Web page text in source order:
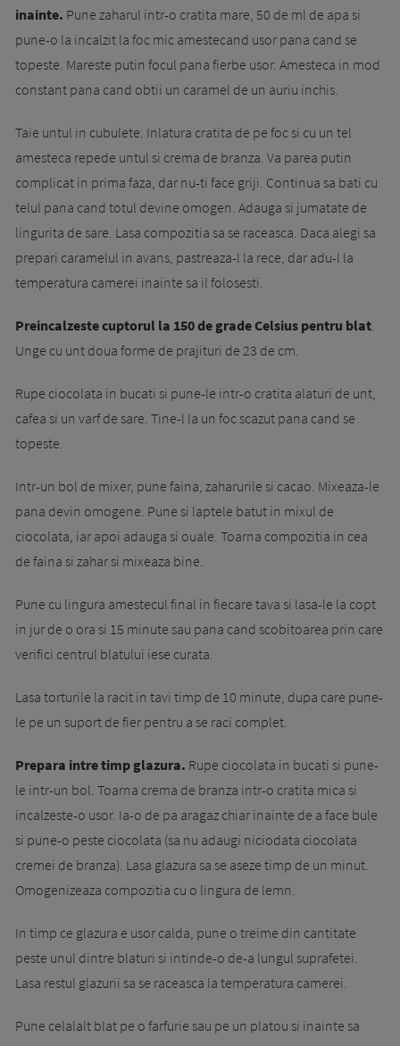
inainte. Pune zaharul intr-o cratita mare, 50 de ml de apa si
pune-o la incalzit la foc mic amestecand usor pana cand se
topeste. Mareste putin focul pana fierbe usor. Amesteca in mod
constant pana cand obtii un caramel de un auriu inchis.
Taie untul in cubulete. Inlatura cratita de pe foc si cu un tel
amesteca repede untul si crema de branza. Va parea putin
complicat in prima faza, dar nu-ti face griji. Continua sa bati cu
telul pana cand totul devine omogen. Adauga si jumatate de
lingurita de sare. Lasa compozitia sa se raceasca. Daca alegi sa
prepari caramelul in avans, pastreaza-l la rece, dar adu-l la
temperatura camerei inainte sa il folosesti.
Preincalzeste cuptorul la 150 de grade Celsius pentru blat.
Unge cu unt doua forme de prajituri de 23 de cm.
Rupe ciocolata in bucati si pune-le intr-o cratita alaturi de unt,
cafea si un varf de sare. Tine-l la un foc scazut pana cand se
topeste.
Intr-un bol de mixer, pune faina, zaharurile si cacao. Mixeaza-le
pana devin omogene. Pune si laptele batut in mixul de
ciocolata, iar apoi adauga si ouale. Toarna compozitia in cea
de faina si zahar si mixeaza bine.
Pune cu lingura amestecul final in fiecare tava si lasa-le la copt
in jur de o ora si 15 minute sau pana cand scobitoarea prin care
verifici centrul blatului iese curata.
Lasa torturile la racit in tavi timp de 10 minute, dupa care pune-
le pe un suport de fier pentru a se raci complet.
Prepara intre timp glazura. Rupe ciocolata in bucati si pune-
le intr-un bol. Toarna crema de branza intr-o cratita mica si
incalzeste-o usor. Ia-o de pa aragaz chiar inainte de a face bule
si pune-o peste ciocolata (sa nu adaugi niciodata ciocolata
cremei de branza). Lasa glazura sa se aseze timp de un minut.
Omogenizeaza compozitia cu o lingura de lemn.
In timp ce glazura e usor calda, pune o treime din cantitate
peste unul dintre blaturi si intinde-o de-a lungul suprafetei.
Lasa restul glazurii sa se raceasca la temperatura camerei.
Pune celalalt blat pe o farfurie sau pe un platou si inainte sa